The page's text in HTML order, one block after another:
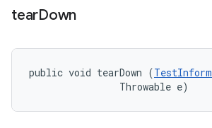
tearDown
public void tearDown (
                Throwable e)